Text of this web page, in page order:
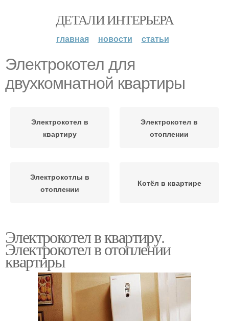
ДЕТАЛИ ИНТЕРЬЕРА
главная новости статьи
Электрокотел для
двухкомнатной квартиры
Электрокотел в
квартиру
Электрокотел в
отоплении
Электрокотлы в
отоплении
Котёл в квартире
Электрокотел в квартиру.
Электрокотел в отоплении
квартиры